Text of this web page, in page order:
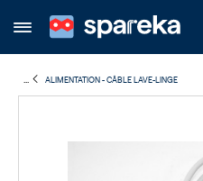
ALIMENTATION - CÂBLE LAVE-LINGE